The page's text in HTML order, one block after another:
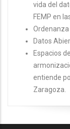
vida del
FEMP en
Ordenanza
Datos
Espacios
entiende
Zaragoza.